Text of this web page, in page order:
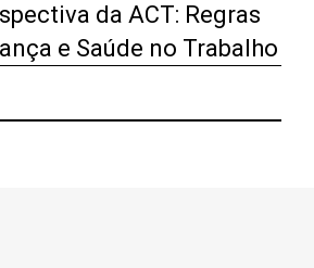
da ACT: Regras
e Saúde no Trabalho